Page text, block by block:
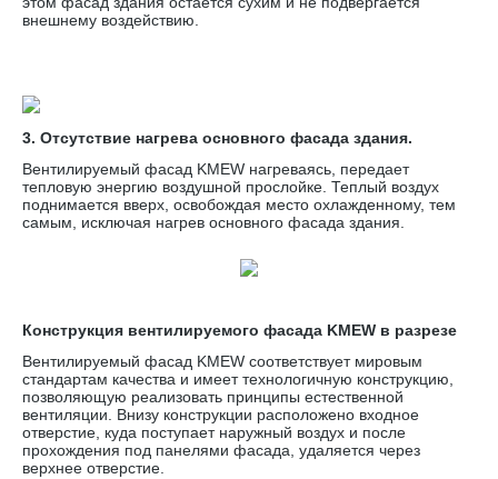
внешнему воздействию.
3. Отсутствие нагрева основного фасада здания.
Вентилируемый фасад KMEW нагреваясь, передает
тепловую энергию воздушной прослойке. Теплый воздух
поднимается вверх, освобождая место охлажденному, тем
самым, исключая нагрев основного фасада здания.
Конструкция вентилируемого фасада KMEW в разрезе
Вентилируемый фасад KMEW соответствует мировым
стандартам качества и имеет технологичную конструкцию,
позволяющую реализовать принципы естественной
вентиляции. Внизу конструкции расположено входное
отверстие, куда поступает наружный воздух и после
прохождения под панелями фасада, удаляется через
верхнее отверстие.